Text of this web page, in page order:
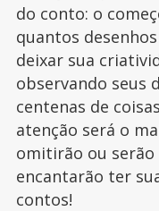
do conto: o
quantos
deixar sua
observando seus
centenas de
atenção será o
omitirão ou serão
encantarão ter
contos!